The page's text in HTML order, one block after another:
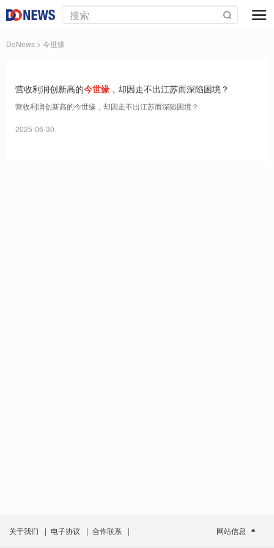
DoNews > 今世缘
营收利润创新高的今世缘 ，却因走不出江苏而深陷困境？
营收利润创新高的今世缘，却因走不出江苏而深陷困境？
2025-06-30
关于我们 | 电子协议 | 合作联系 | 网站信息